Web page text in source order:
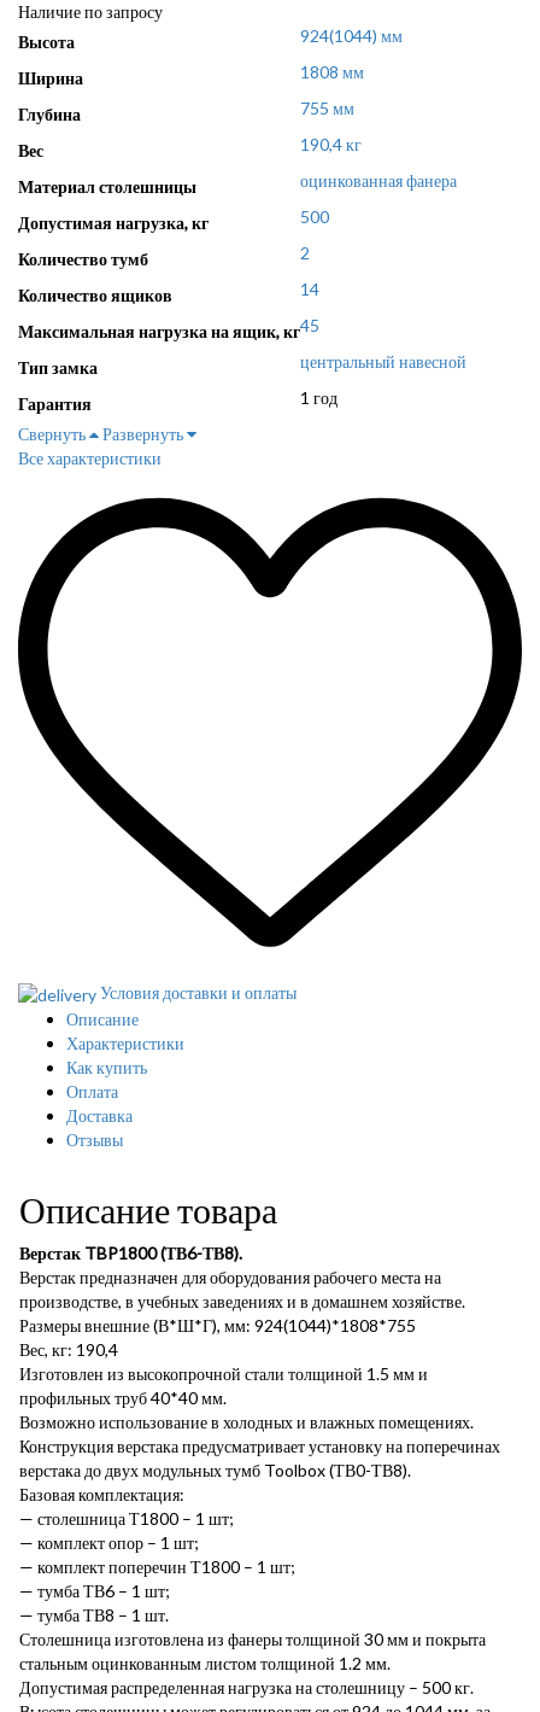
Наличие по запросу
Высота
924(1044) мм
Ширина 1808 мм
Глубина 755 мм
Вес 190,4 кг
Материал столешницы оцинкованная фанера
Допустимая нагрузка, кг 500
Количество тумб 2
Количество ящиков 14
Максимальная нагрузка на ящик, кг45
Тип замка центральный навесной
Гарантия
1 год
Свернуть
Развернуть
Все характеристики
Условия доставки и оплаты
Описание
Характеристики
Как купить
Оплата
Доставка
Отзывы
Описание товара
Верстак TBP1800 (ТВ6-ТВ8).
Верстак предназначен для оборудования рабочего места на
производстве, в учебных заведениях и в домашнем хозяйстве.
Размеры внешние (В*Ш*Г), мм: 924(1044)*1808*755
Вес, кг: 190,4
Изготовлен из высокопрочной стали толщиной 1.5 мм и
профильных труб 40*40 мм.
Возможно использование в холодных и влажных помещениях.
Конструкция верстака предусматривает установку на поперечинах
верстака до двух модульных тумб Toolbox (ТВ0-ТВ8).
Базовая комплектация:
— столешница Т1800 – 1 шт;
— комплект опор – 1 шт;
— комплект поперечин Т1800 – 1 шт;
— тумба ТВ6 – 1 шт;
— тумба ТВ8 – 1 шт.
Столешница изготовлена из фанеры толщиной 30 мм и покрыта
стальным оцинкованным листом толщиной 1.2 мм.
Допустимая распределенная нагрузка на столешницу – 500 кг.